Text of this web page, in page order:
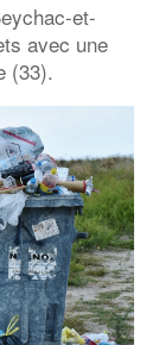
et-
avec une
(33).